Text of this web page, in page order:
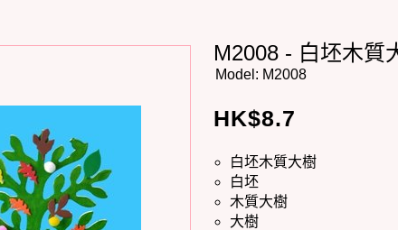
M2008 - 白坯木質
Model: M2008
HK$8.7
白坯木質大樹
白坯
木質大樹
大樹